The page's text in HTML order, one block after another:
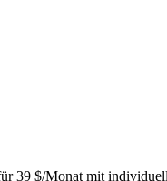
39 $/Monat mit